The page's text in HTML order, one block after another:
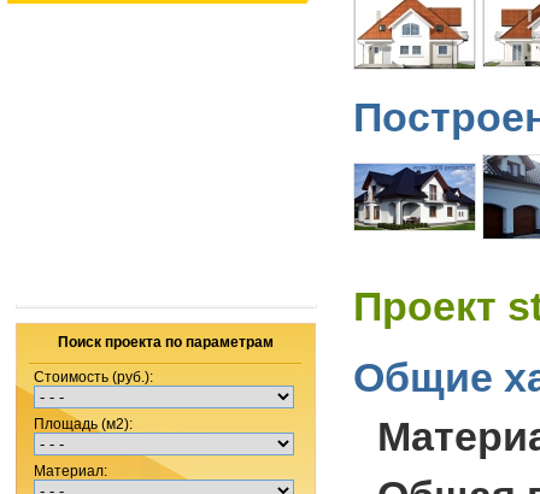
Поиск проекта по параметрам
Стоимость (руб.):
Площадь (м2):
Материал:
Проект
Общие